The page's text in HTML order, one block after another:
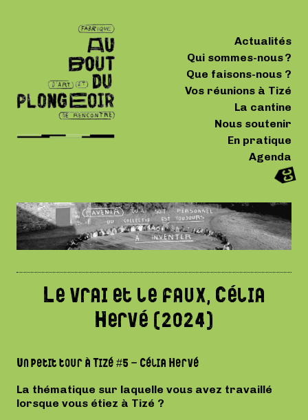
Actualités
Qui sommes-nous ?
Que faisons-nous ?
Vos réunions à Tizé
La cantine
Nous soutenir
En pratique
Agenda
Le vrai et le faux, Célia
Hervé (2024)
Un petit tour à Tizé #5 – Célia Hervé
La thématique sur laquelle vous avez travaillé
lorsque vous étiez à Tizé ?